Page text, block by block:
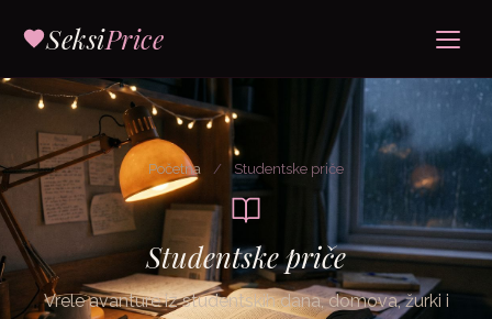
SeksiPrice
Početna / Studentske priče
Studentske priče
Vrele avanture iz studentskih dana, domova, žurki i